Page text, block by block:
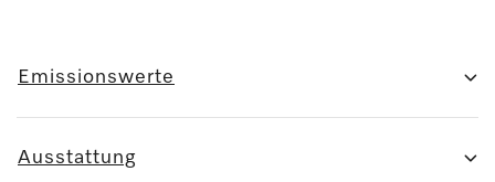
Emissionswerte
Ausstattung